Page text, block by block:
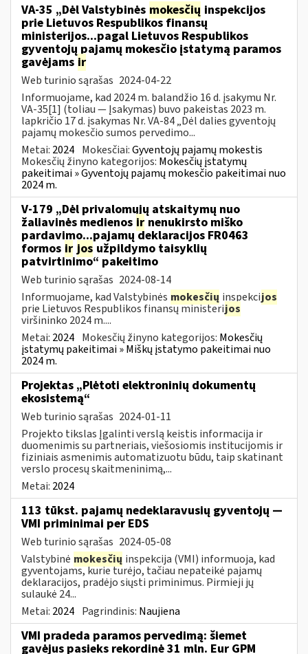
VA-35 „Dėl Valstybinės mokesčių inspekcijos
prie Lietuvos Respublikos finansų
ministerijos...pagal Lietuvos Respublikos
gyventojų pajamų mokesčio įstatymą paramos
gavėjams ir
Web turinio sąrašas 2024-04-22
Informuojame, kad 2024 m. balandžio 16 d. įsakymu Nr.
VA-35[1] (toliau — Įsakymas) buvo pakeistas 2023 m.
lapkričio 17 d. įsakymas Nr. VA-84 „Dėl dalies gyventojų
pajamų mokesčio sumos pervedimo...
Metai: 2024 Mokesčiai:Gyventojų pajamų mokestis
Mokesčių žinyno kategorijos: Mokesčių įstatymų
pakeitimai » Gyventojų pajamų mokesčio pakeitimai nuo
2024 m.
V-179 „Dėl privalomųjų atskaitymų nuo
žaliavinės medienos ir nenukirsto miško
pardavimo...pajamų deklaracijos FR0463
formos ir jos užpildymo taisyklių
patvirtinimo“ pakeitimo
Web turinio sąrašas 2024-08-14
Informuojame, kad Valstybinės mokesčių inspekcijos
prie Lietuvos Respublikos finansų ministerijos
viršininko 2024 m....
Metai: 2024 Mokesčių žinyno kategorijos: Mokesčių
įstatymų pakeitimai » Miškų įstatymo pakeitimai nuo
2024 m.
Projektas „Plėtoti elektroninių dokumentų
ekosistemą“
Web turinio sąrašas 2024-01-11
Projekto tikslas Įgalinti verslą keistis informacija ir
duomenimis su partneriais, viešosiomis institucijomis ir
fiziniais asmenimis automatizuotu būdu, taip skatinant
verslo procesų skaitmeninimą,...
Metai: 2024
113 tūkst. pajamų nedeklaravusių gyventojų —
VMI priminimai per EDS
Web turinio sąrašas 2024-05-08
Valstybinė mokesčių inspekcija (VMI) informuoja, kad
gyventojams, kurie turėjo, tačiau nepateikė pajamų
deklaracijos, pradėjo siųsti priminimus. Pirmieji jų
sulaukė 24...
Metai: 2024 Pagrindinis: Naujiena
VMI pradeda paramos pervedimą: šiemet
gavėjus pasieks rekordinė 31 mln. Eur GPM